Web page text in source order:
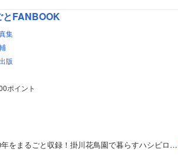
とFANBOOK
集
版
ポイント
をまるごと収録！掛川花鳥園で暮らすハシビロ…